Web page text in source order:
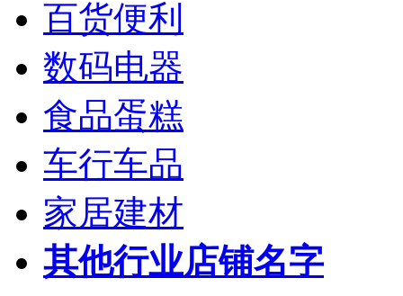
百货便利
数码电器
食品蛋糕
车行车品
家居建材
其他行业店铺名字